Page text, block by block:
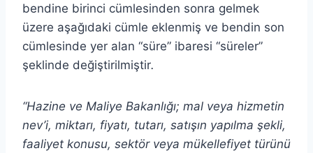
bendine birinci cümlesinden sonra gelmek
üzere aşağıdaki cümle eklenmiş ve bendin son
cümlesinde yer alan “süre” ibaresi “süreler”
şeklinde değiştirilmiştir.
“Hazine ve Maliye Bakanlığı; mal veya hizmetin
nev’i, miktarı, fiyatı, tutarı, satışın yapılma şekli,
faaliyet konusu, sektör veya mükellefiyet türünü